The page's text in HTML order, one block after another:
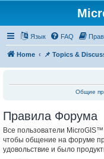
Язык FAQ
Home 📌 Topics &
Общие
Правила Форума
Все пользователи
чтобы общение на форуме
удовольствие и было